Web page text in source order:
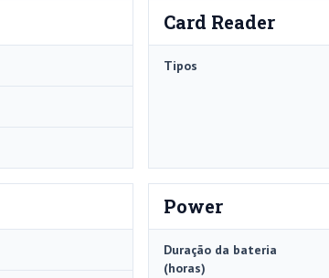
Card Reader
Tipos
Power
Duração da bateria
(horas)